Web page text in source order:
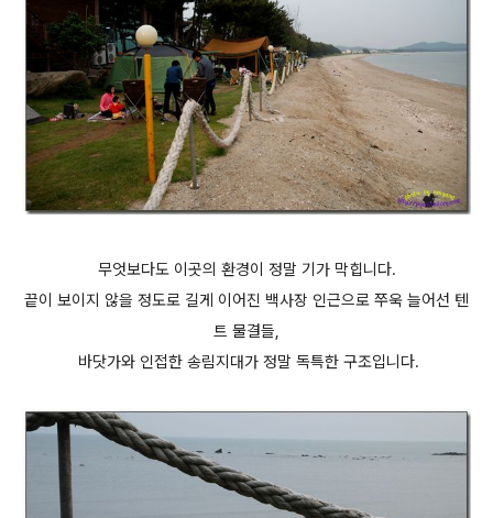
무엇보다도 이곳의 환경이 정말 기가 막힙니다.
끝이 보이지 않을 정도로 길게 이어진 백사장 인근으로 쭈욱 늘어선 텐
트 물결들,
바닷가와 인접한 송림지대가 정말 독특한 구조입니다.